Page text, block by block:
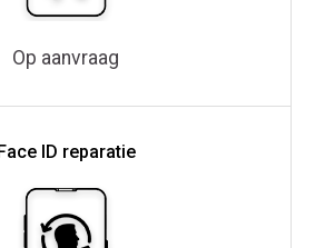
Op aanvraag
ID reparatie